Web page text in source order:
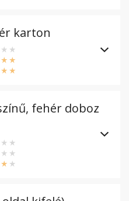
karton
fehér doboz